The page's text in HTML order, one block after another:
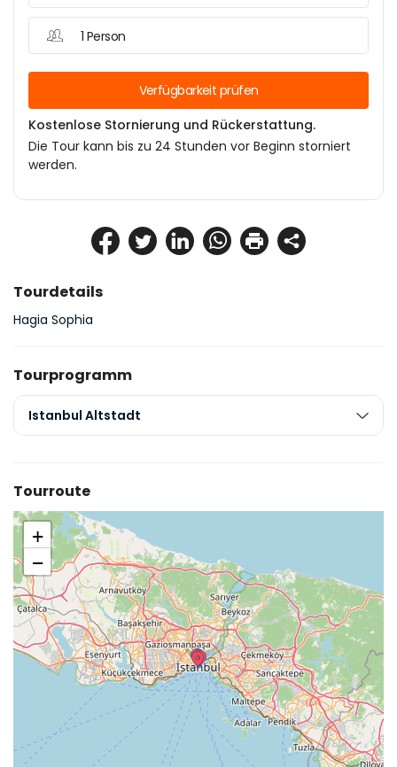
Tourdetails
Hagia Sophia
Tourprogramm
Istanbul Altstadt
Tourroute
+
−
1 Person
Verfügbarkeit prüfen
Kostenlose Stornierung und Rückerstattung.
Die Tour kann bis zu 24 Stunden vor Beginn storniert
werden.